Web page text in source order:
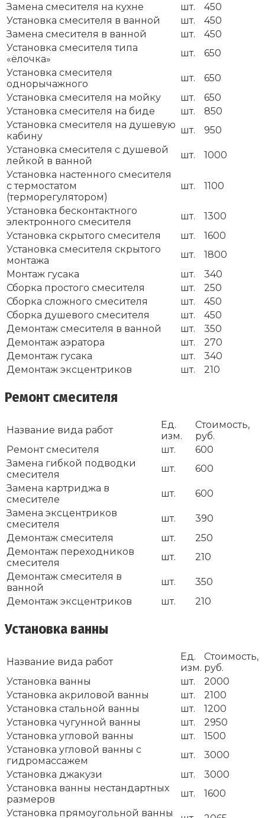
Замена смесителя на кухне
шт.
450
Установка смесителя в ванной
шт.
450
Замена смесителя в ванной
шт.
450
Установка смесителя типа
«ёлочка»
шт.
650
Установка смесителя
однорычажного
шт.
650
Установка смесителя на мойку
шт.
650
Установка смесителя на биде
шт.
850
Установка смесителя на душевую
кабину
шт.
950
Установка смесителя с душевой
лейкой в ванной
шт.
1000
Установка настенного смесителя
с термостатом
(терморегулятором)
шт. 1100
Установка бесконтактного
электронного смесителя
шт.
1300
Установка скрытого смесителя
шт.
1600
Установка смесителя скрытого
монтажа
шт.
1800
Монтаж гусака
шт.
340
Сборка простого смесителя
шт.
250
Сборка сложного смесителя
шт.
450
Сборка душевого смесителя
шт.
450
Демонтаж смесителя в ванной
шт.
350
Демонтаж аэратора
шт.
270
Демонтаж гусака
шт.
340
Демонтаж эксцентриков
шт. 210
Ремонт смесителя
Название вида работ
Ед.
изм.
Стоимость,
руб.
Ремонт смесителя
шт.
600
Замена гибкой подводки
смесителя
шт.
600
Замена картриджа в
смесителе
шт.
600
Замена эксцентриков
смесителя
шт.
390
Демонтаж смесителя
шт.
250
Демонтаж переходников
смесителя
шт.
210
Демонтаж смесителя в
ванной
шт.
350
Демонтаж эксцентриков
шт. 210
Установка ванны
Название вида работ
Ед.
изм.
Стоимость,
руб.
Установка ванны
шт.
2000
Установка акриловой ванны
шт.
2100
Установка стальной ванны
шт.
1200
Установка чугунной ванны
шт.
2950
Установка угловой ванны
шт.
1500
Установка угловой ванны с
гидромассажем
шт.
3000
Установка джакузи
шт.
3000
Установка ванны нестандартных
размеров
шт.
1600
Установка прямоугольной ванны